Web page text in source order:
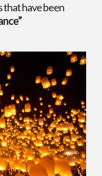
that have been